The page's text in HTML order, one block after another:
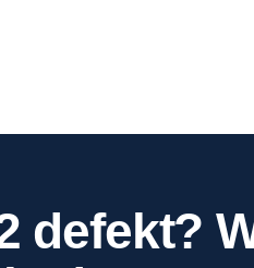
defekt?